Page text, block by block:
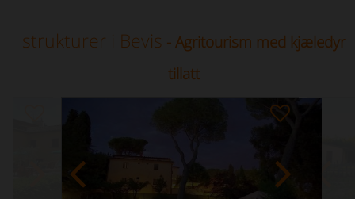
strukturer i Bevis - Agritourism med kjæledyr
tillatt